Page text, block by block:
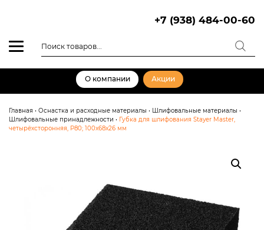
+7 (938) 484-00-60
товаров
О компании Акции
Главная • Оснастка и расходные материалы • Шлифовальные материалы •
Шлифовальные принадлежности • Губка для шлифования Stayer Master,
четырёхсторонняя, Р80; 100x68x26 мм